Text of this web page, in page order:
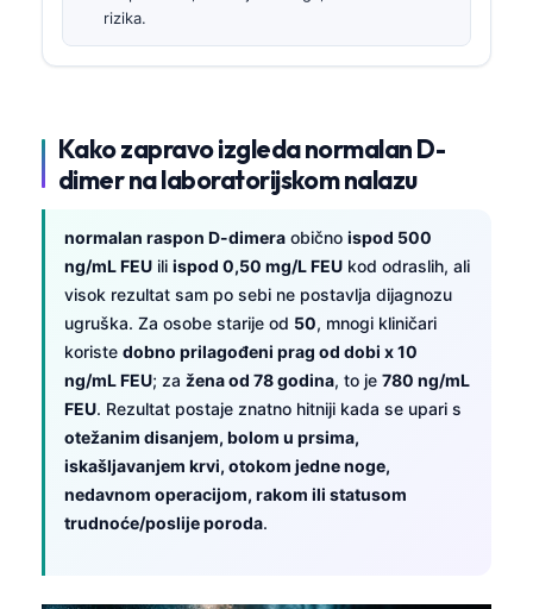
rizika.
Kako zapravo izgleda normalan D-
dimer na laboratorijskom nalazu
normalan raspon D-dimera obično ispod 500
ng/mL FEU ili ispod 0,50 mg/L FEU kod odraslih, ali
visok rezultat sam po sebi ne postavlja dijagnozu
ugruška. Za osobe starije od 50, mnogi kliničari
koriste dobno prilagođeni prag od dobi x 10
ng/mL FEU; za žena od 78 godina, to je 780 ng/mL
FEU. Rezultat postaje znatno hitniji kada se upari s
otežanim disanjem, bolom u prsima,
iskašljavanjem krvi, otokom jedne noge,
nedavnom operacijom, rakom ili statusom
trudnoće/poslije poroda.